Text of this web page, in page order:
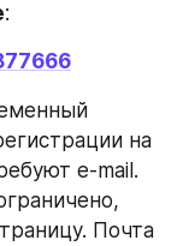
:
на
e-mail.
Почта